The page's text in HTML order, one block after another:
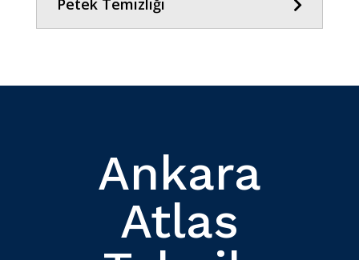
Petek Temizliği
Ankara
Atlas